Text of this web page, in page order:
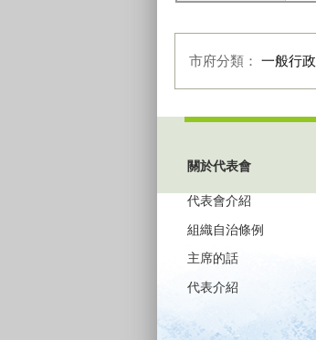
市府分類： 一般行政
關於代表會
代表會介紹
組織自治條例
主席的話
代表介紹